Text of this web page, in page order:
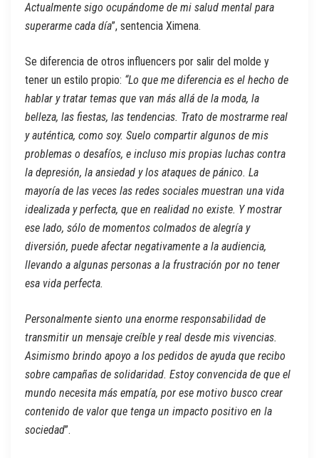
Actualmente sigo ocupándome de mi salud mental para
superarme cada día”, sentencia Ximena.
Se diferencia de otros influencers por salir del molde y
tener un estilo propio: “Lo que me diferencia es el hecho de
hablar y tratar temas que van más allá de la moda, la
belleza, las fiestas, las tendencias. Trato de mostrarme real
y auténtica, como soy. Suelo compartir algunos de mis
problemas o desafíos, e incluso mis propias luchas contra
la depresión, la ansiedad y los ataques de pánico. La
mayoría de las veces las redes sociales muestran una vida
idealizada y perfecta, que en realidad no existe. Y mostrar
ese lado, sólo de momentos colmados de alegría y
diversión, puede afectar negativamente a la audiencia,
llevando a algunas personas a la frustración por no tener
esa vida perfecta.
Personalmente siento una enorme responsabilidad de
transmitir un mensaje creíble y real desde mis vivencias.
Asimismo brindo apoyo a los pedidos de ayuda que recibo
sobre campañas de solidaridad. Estoy convencida de que el
mundo necesita más empatía, por ese motivo busco crear
contenido de valor que tenga un impacto positivo en la
sociedad”.